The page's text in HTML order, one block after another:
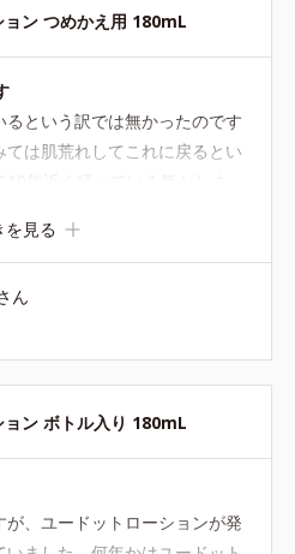
程度
活性剤不使用●ＨＳＰ含有酵母エキ
保湿成分●イーブンワテロイル配合
分●浸透型コラーゲン配合＝肌にうる
●アルコールフリー●弱酸性
ン つめかえ用 180mL
という訳では無かったのです
は肌荒れしてこれに戻るとい
を見る
ん
ン ボトル入り 180mL
、ユードットローションが発